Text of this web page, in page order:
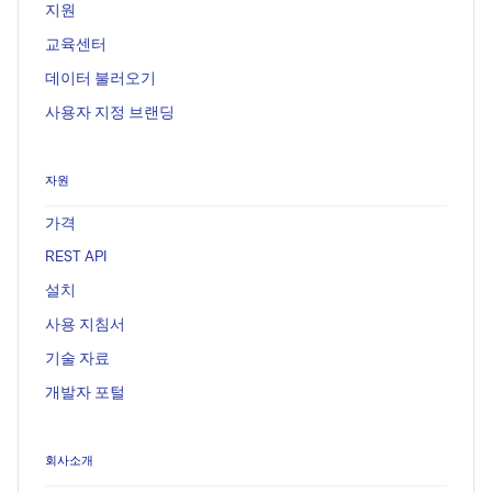
지원
교육센터
데이터 불러오기
사용자 지정 브랜딩
자원
가격
REST API
설치
사용 지침서
기술 자료
개발자 포털
회사소개